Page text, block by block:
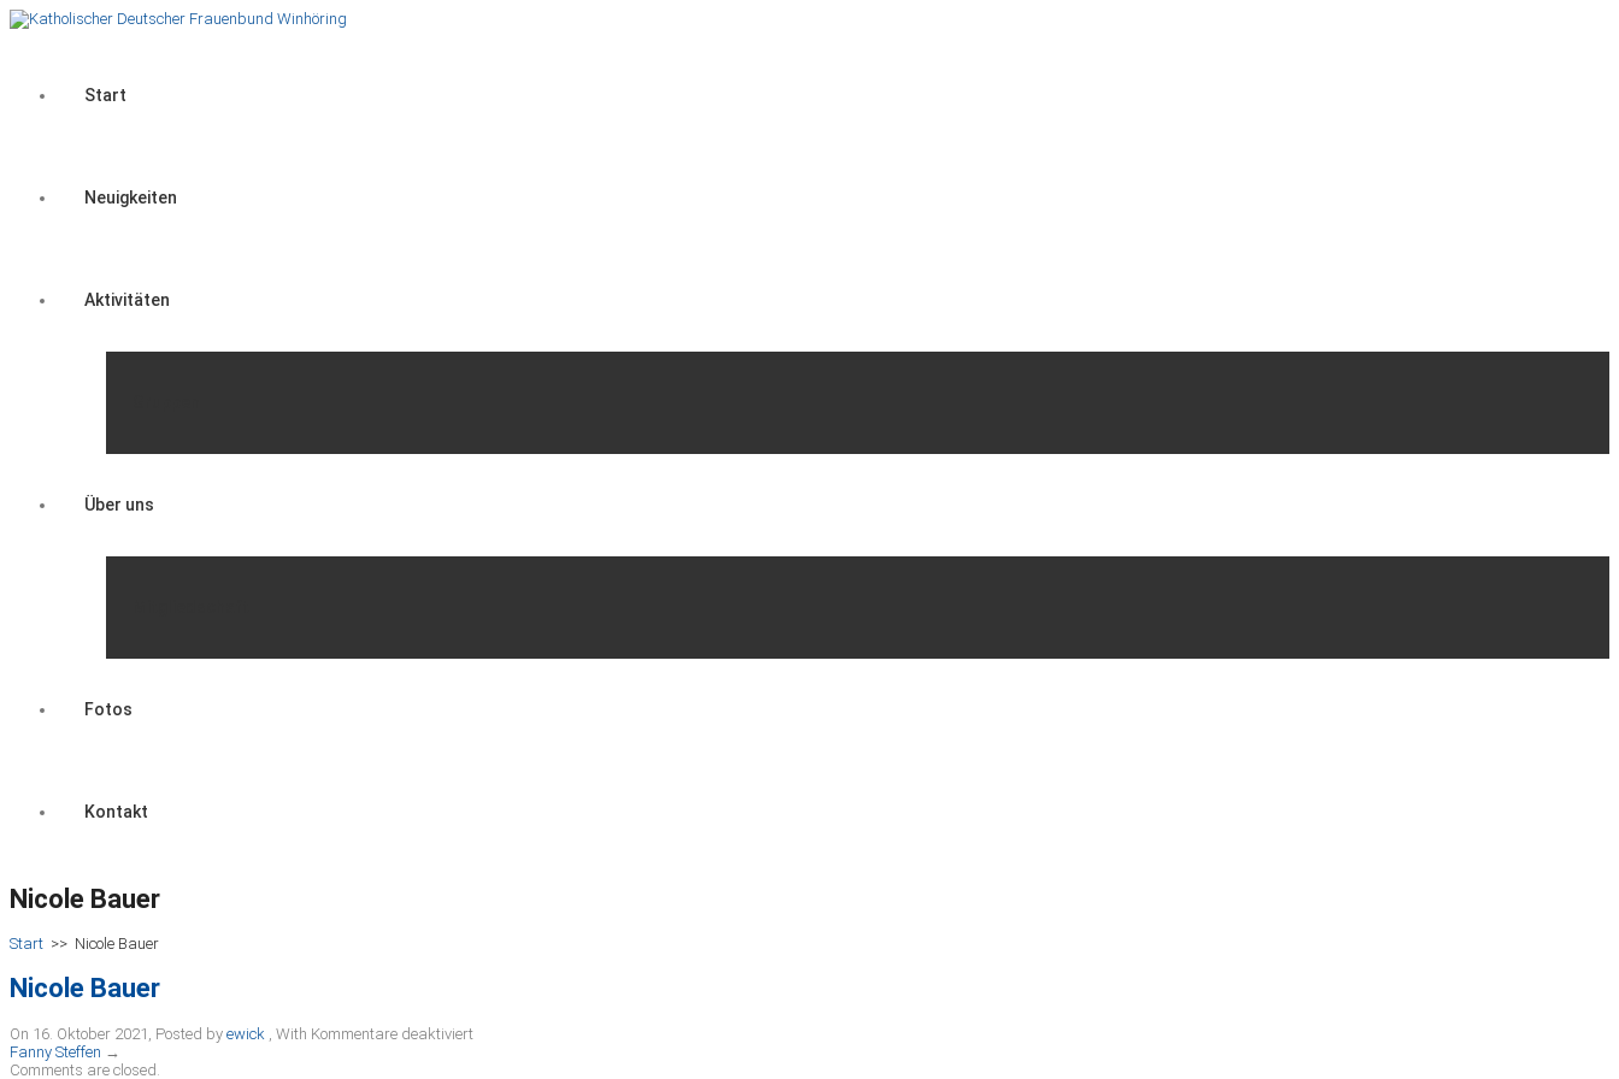
Start
Neuigkeiten
Aktivitäten
Über uns
Fotos
Kontakt
Nicole Bauer
Start >> Nicole Bauer
Nicole Bauer
On 16. Oktober 2021 Posted by ewick With Kommentare deaktiviertfür
Fanny Steffen →
Comments are closed.